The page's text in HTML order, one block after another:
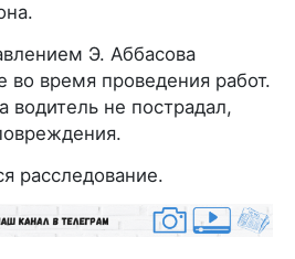
Э. Аббасова
во время проведения работ.
водитель не пострадал,
расследование.